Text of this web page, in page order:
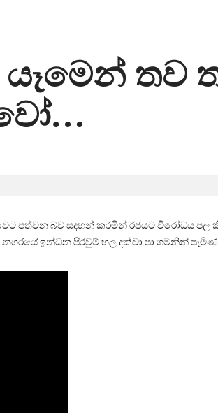
යෑමෙන් තව
පත්වන බව සදහන් කරමින් රජයට විරෝධය පල
ඉන්ධන පිරවුම් හල දක්වා පා ගමනින්